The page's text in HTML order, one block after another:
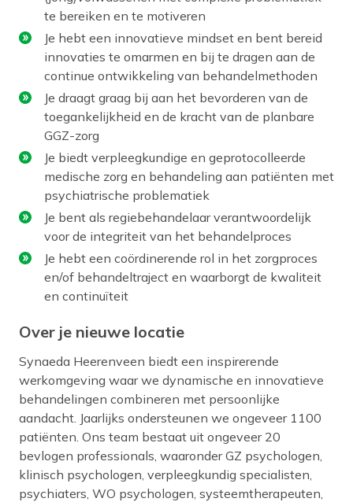
te bereiken en te motiveren
Je hebt een innovatieve mindset en bent bereid
innovaties te omarmen en bij te dragen aan de
continue ontwikkeling van behandelmethoden
Je draagt graag bij aan het bevorderen van de
toegankelijkheid en de kracht van de planbare
GGZ-zorg
Je biedt verpleegkundige en geprotocolleerde
medische zorg en behandeling aan patiënten met
psychiatrische problematiek
Je bent als regiebehandelaar verantwoordelijk
voor de integriteit van het behandelproces
Je hebt een coördinerende rol in het zorgproces
en/of behandeltraject en waarborgt de kwaliteit
en continuïteit
Over je nieuwe locatie
Synaeda Heerenveen biedt een inspirerende
werkomgeving waar we dynamische en innovatieve
behandelingen combineren met persoonlijke
aandacht. Jaarlijks ondersteunen we ongeveer 1100
patiënten. Ons team bestaat uit ongeveer 20
bevlogen professionals, waaronder GZ psychologen,
klinisch psychologen, verpleegkundig specialisten,
psychiaters, WO psychologen, systeemtherapeuten,